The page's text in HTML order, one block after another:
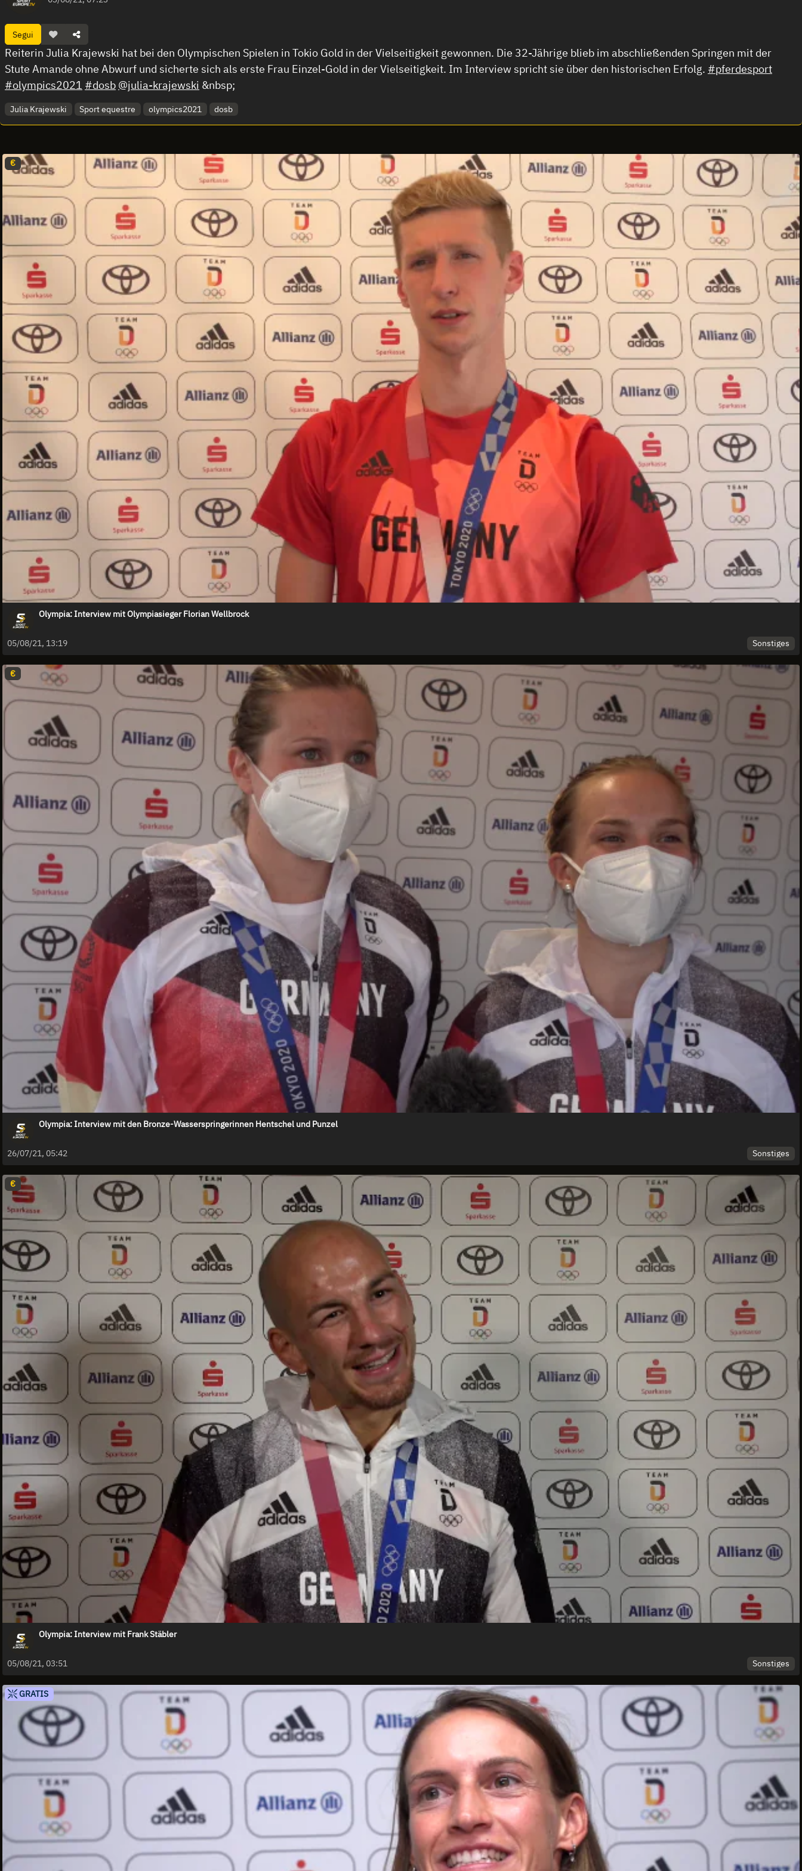
Segui
Reiterin Julia Krajewski hat bei den Olympischen Spielen in Tokio Gold in der Vielseitigkeit gewonnen. Die 32-Jährige blieb im abschließenden Springen mit der
Stute Amande ohne Abwurf und sicherte sich als erste Frau Einzel-Gold in der Vielseitigkeit. Im Interview spricht sie über den historischen Erfolg. #pferdesport
#olympics2021 #dosb @julia-krajewski &nbsp;
Julia Krajewski Sport equestre olympics2021 dosb
€
Olympia: Interview mit Olympiasieger Florian Wellbrock
05/08/21, 13:19 Sonstiges
€
Olympia: Interview mit den Bronze-Wasserspringerinnen Hentschel und Punzel
26/07/21, 05:42 Sonstiges
€
Olympia: Interview mit Frank Stäbler
05/08/21, 03:51 Sonstiges
GRATIS